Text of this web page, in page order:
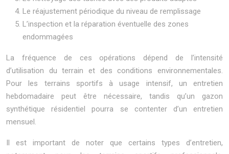
Le réajustement périodique du niveau de remplissage
L’inspection et la réparation éventuelle des zones
endommagées
La fréquence de ces opérations dépend de l’intensité
d’utilisation du terrain et des conditions environnementales.
Pour les terrains sportifs à usage intensif, un entretien
hebdomadaire peut être nécessaire, tandis qu’un gazon
synthétique résidentiel pourra se contenter d’un entretien
mensuel.
Il est important de noter que certains types d’entretien,